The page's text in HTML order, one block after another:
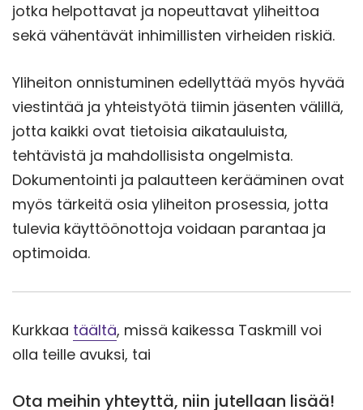
jotka helpottavat ja nopeuttavat yliheittoa
sekä vähentävät inhimillisten virheiden riskiä.
Yliheiton onnistuminen edellyttää myös hyvää
viestintää ja yhteistyötä tiimin jäsenten välillä,
jotta kaikki ovat tietoisia aikatauluista,
tehtävistä ja mahdollisista ongelmista.
Dokumentointi ja palautteen kerääminen ovat
myös tärkeitä osia yliheiton prosessia, jotta
tulevia käyttöönottoja voidaan parantaa ja
optimoida.
Kurkkaa täältä, missä kaikessa Taskmill voi
olla teille avuksi, tai
Ota meihin yhteyttä, niin jutellaan lisää!